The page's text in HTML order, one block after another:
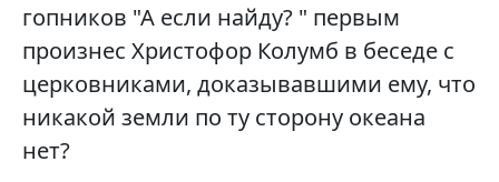
гопников "А если найду? " первым
произнес Христофор Колумб в беседе с
церковниками, доказывавшими ему, что
никакой земли по ту сторону океана
нет?